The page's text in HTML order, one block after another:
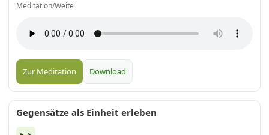
Meditation/Weite
Zur Meditation Download
Gegensätze als Einheit erleben